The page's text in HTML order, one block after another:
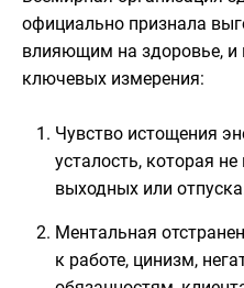
официально признала
влияющим на здоровье, и
ключевых измерения:
Чувство истощения
усталость, которая
выходных или
Ментальная
к работе, цинизм,